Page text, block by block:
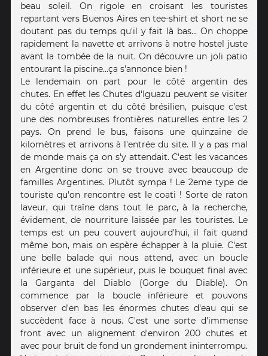
beau soleil. On rigole en croisant les touristes
repartant vers Buenos Aires en tee-shirt et short ne se
doutant pas du temps qu'il y fait là bas... On choppe
rapidement la navette et arrivons à notre hostel juste
avant la tombée de la nuit. On découvre un joli patio
entourant la piscine...ça s'annonce bien !
Le lendemain on part pour le côté argentin des
chutes. En effet les Chutes d'Iguazu peuvent se visiter
du côté argentin et du côté brésilien, puisque c'est
une des nombreuses frontières naturelles entre les 2
pays. On prend le bus, faisons une quinzaine de
kilomètres et arrivons à l'entrée du site. Il y a pas mal
de monde mais ça on s'y attendait. C'est les vacances
en Argentine donc on se trouve avec beaucoup de
familles Argentines. Plutôt sympa ! Le 2eme type de
touriste qu'on rencontre est le coati ! Sorte de raton
laveur, qui traîne dans tout le parc, à la recherche,
évidement, de nourriture laissée par les touristes. Le
temps est un peu couvert aujourd'hui, il fait quand
même bon, mais on espère échapper à la pluie. C'est
une belle balade qui nous attend, avec un boucle
inférieure et une supérieur, puis le bouquet final avec
la Garganta del Diablo (Gorge du Diable). On
commence par la boucle inférieure et pouvons
observer d'en bas les énormes chutes d'eau qui se
succèdent face à nous. C'est une sorte d'immense
front avec un alignement d'environ 200 chutes et
avec pour bruit de fond un grondement ininterrompu.